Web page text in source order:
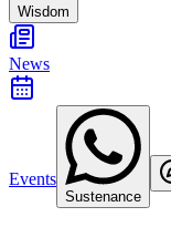
Wisdom
News
Events
Sustenance